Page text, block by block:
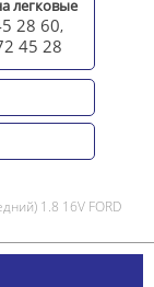
легковые
28 60,
45 28
1.8 16V FORD